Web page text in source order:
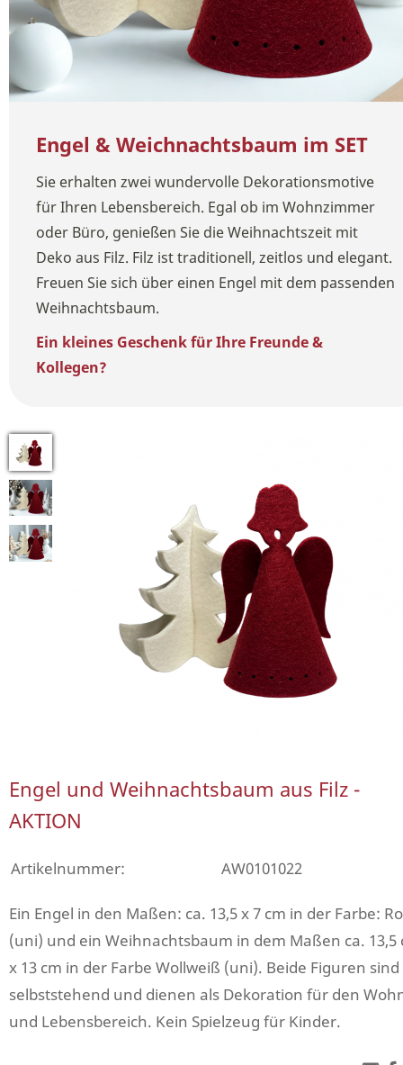
Engel & Weichnachtsbaum im SET
Sie erhalten zwei wundervolle Dekorationsmotive
für Ihren Lebensbereich. Egal ob im Wohnzimmer
oder Büro, genießen Sie die Weihnachtszeit mit
Deko aus Filz. Filz ist traditionell, zeitlos und elegant.
Freuen Sie sich über einen Engel mit dem passenden
Weihnachtsbaum.
Ein kleines Geschenk für Ihre Freunde &
Kollegen?
Engel und Weihnachtsbaum aus Filz -
AKTION
Artikelnummer: AW0101022
Ein Engel in den Maßen: ca. 13,5 x 7 cm in der Farbe:
(uni) und ein Weihnachtsbaum in dem Maßen ca. 13,5
x 13 cm in der Farbe Wollweiß (uni). Beide Figuren sind
selbststehend und dienen als Dekoration für den
und Lebensbereich. Kein Spielzeug für Kinder.